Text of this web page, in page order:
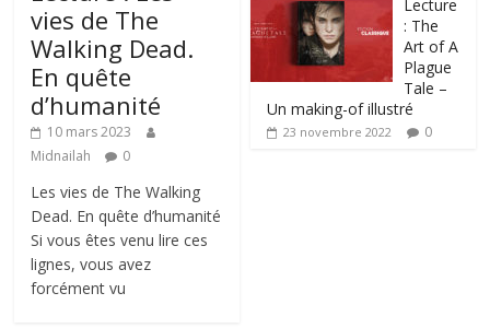
vies de The
Walking Dead.
En quête
d’humanité
10 mars 2023
Midnailah
0
Les vies de The Walking
Dead. En quête d’humanité
Si vous êtes venu lire ces
lignes, vous avez
forcément vu
Lecture
: The
Art of A
Plague
Tale –
Un making-of illustré
23 novembre 2022 0